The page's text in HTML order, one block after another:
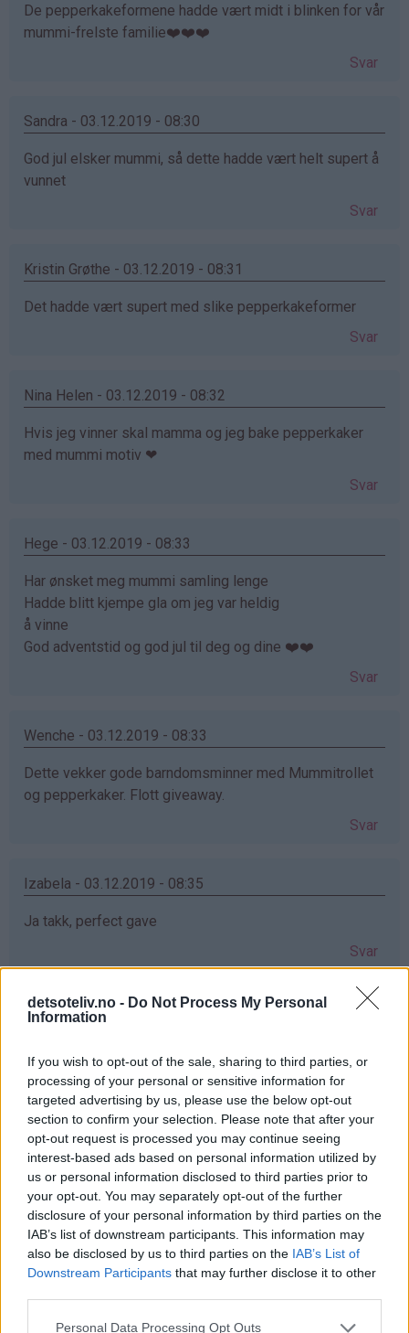
detsoteliv.no - Do Not Process My Personal
Information
If you wish to opt-out of the sale, sharing to third parties, or
processing of your personal or sensitive information for
targeted advertising by us, please use the below opt-out
section to confirm your selection. Please note that after your
opt-out request is processed you may continue seeing
interest-based ads based on personal information utilized by
us or personal information disclosed to third parties prior to
your opt-out. You may separately opt-out of the further
disclosure of your personal information by third parties on the
IAB’s list of downstream participants. This information may
also be disclosed by us to third parties on the IAB’s List of
Downstream Participants that may further disclose it to other
Personal Data Processing Opt Outs
De pepperkakeformene hadde vært midt i blinken for vår
mummi-frelste familie❤️❤️❤️
Svar
Sandra - 03.12.2019 - 08:30
God jul elsker mummi, så dette hadde vært helt supert å
vunnet
Svar
Kristin Grøthe - 03.12.2019 - 08:31
Det hadde vært supert med slike pepperkakeformer
Svar
Nina Helen - 03.12.2019 - 08:32
Hvis jeg vinner skal mamma og jeg bake pepperkaker
med mummi motiv ❤
Svar
Hege - 03.12.2019 - 08:33
Har ønsket meg mummi samling lenge
Hadde blitt kjempe gla om jeg var heldig
å vinne
God adventstid og god jul til deg og dine ❤️❤️
Svar
Wenche - 03.12.2019 - 08:33
Dette vekker gode barndomsminner med Mummitrollet
og pepperkaker. Flott giveaway.
Svar
Izabela - 03.12.2019 - 08:35
Ja takk, perfect gave
Svar
Anne-lene Ulriksen - 03.12.2019 - 08:36
en hektisk juletid ønsker deg en fantastisk førjulstid
Svar
Marthe - 03.12.2019 - 08:36
Så mange gode minner med mummitrollet! ❤️
Julebaksten hadde blitt ekstra koselig med de formene!
Svar
Anonym - 03.12.2019 - 08:38